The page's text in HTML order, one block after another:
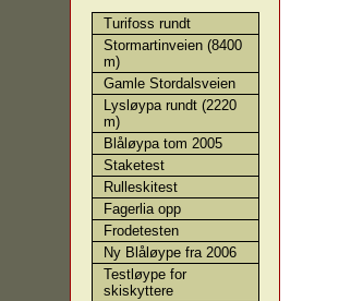
Turifoss rundt
Stormartinveien (8400
m)
Gamle Stordalsveien
Lysløypa rundt (2220
m)
Blåløypa tom 2005
Staketest
Rulleskitest
Fagerlia opp
Frodetesten
Ny Blåløype fra 2006
Testløype for
skiskyttere